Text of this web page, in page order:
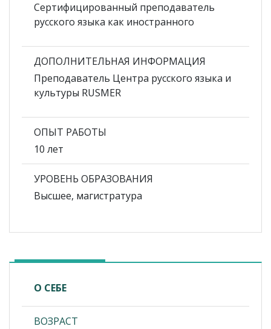
Сертифицированный преподаватель
русского языка как иностранного
ДОПОЛНИТЕЛЬНАЯ ИНФОРМАЦИЯ
Преподаватель Центра русского языка и
культуры RUSMER
ОПЫТ РАБОТЫ
10 лет
УРОВЕНЬ ОБРАЗОВАНИЯ
Высшее, магистратура
О СЕБЕ
ВОЗРАСТ